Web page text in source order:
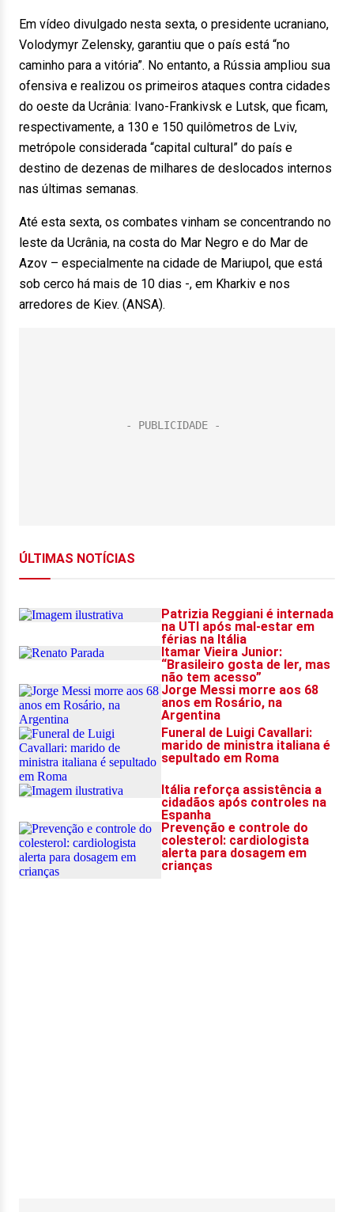
Em vídeo divulgado nesta sexta, o presidente ucraniano,
Volodymyr Zelensky, garantiu que o país está “no
caminho para a vitória”. No entanto, a Rússia ampliou sua
ofensiva e realizou os primeiros ataques contra cidades
do oeste da Ucrânia: Ivano-Frankivsk e Lutsk, que ficam,
respectivamente, a 130 e 150 quilômetros de Lviv,
metrópole considerada “capital cultural” do país e
destino de dezenas de milhares de deslocados internos
nas últimas semanas.
Até esta sexta, os combates vinham se concentrando no
leste da Ucrânia, na costa do Mar Negro e do Mar de
Azov – especialmente na cidade de Mariupol, que está
sob cerco há mais de 10 dias -, em Kharkiv e nos
arredores de Kiev. (ANSA).